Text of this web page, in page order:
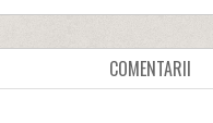
COMENTARII